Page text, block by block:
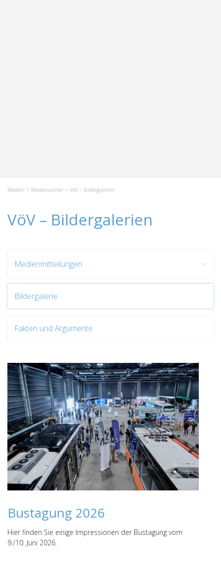
Medien > Mediencorner > VöV – Bildergalerien
VöV – Bildergalerien
Medienmitteilungen
Bildergalerie
Fakten und Argumente
Bustagung 2026
Hier finden Sie einige Impressionen der Bustagung vom
9./10. Juni 2026.